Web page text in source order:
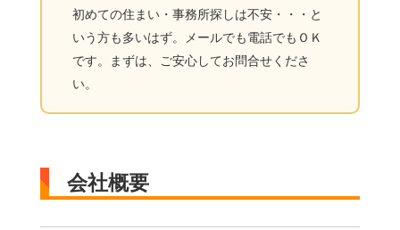
初めての住まい・事務所探しは不安・・・と
いう方も多いはず。メールでも電話でもＯＫ
です。まずは、ご安心してお問合せくださ
い。
会社概要